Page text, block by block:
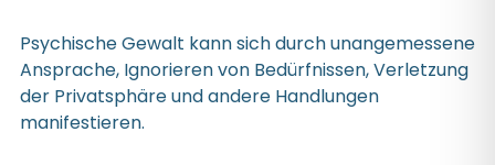
Psychische Gewalt kann sich durch unangemessene
Ansprache, Ignorieren von Bedürfnissen, Verletzung
der Privatsphäre und andere Handlungen
manifestieren.